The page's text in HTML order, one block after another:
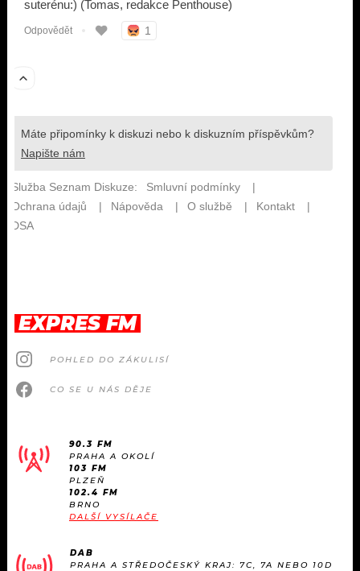
EXPRES FM
POHLED DO ZÁKULISÍ
CO SE U NÁS DĚJE
90.3 FM
PRAHA A OKOLÍ
103 FM
PLZEŇ
102.4 FM
BRNO
DALŠÍ VYSÍLAČE
DAB
PRAHA A STŘEDOČESKÝ KRAJ: 7C, 7A NEBO 10D